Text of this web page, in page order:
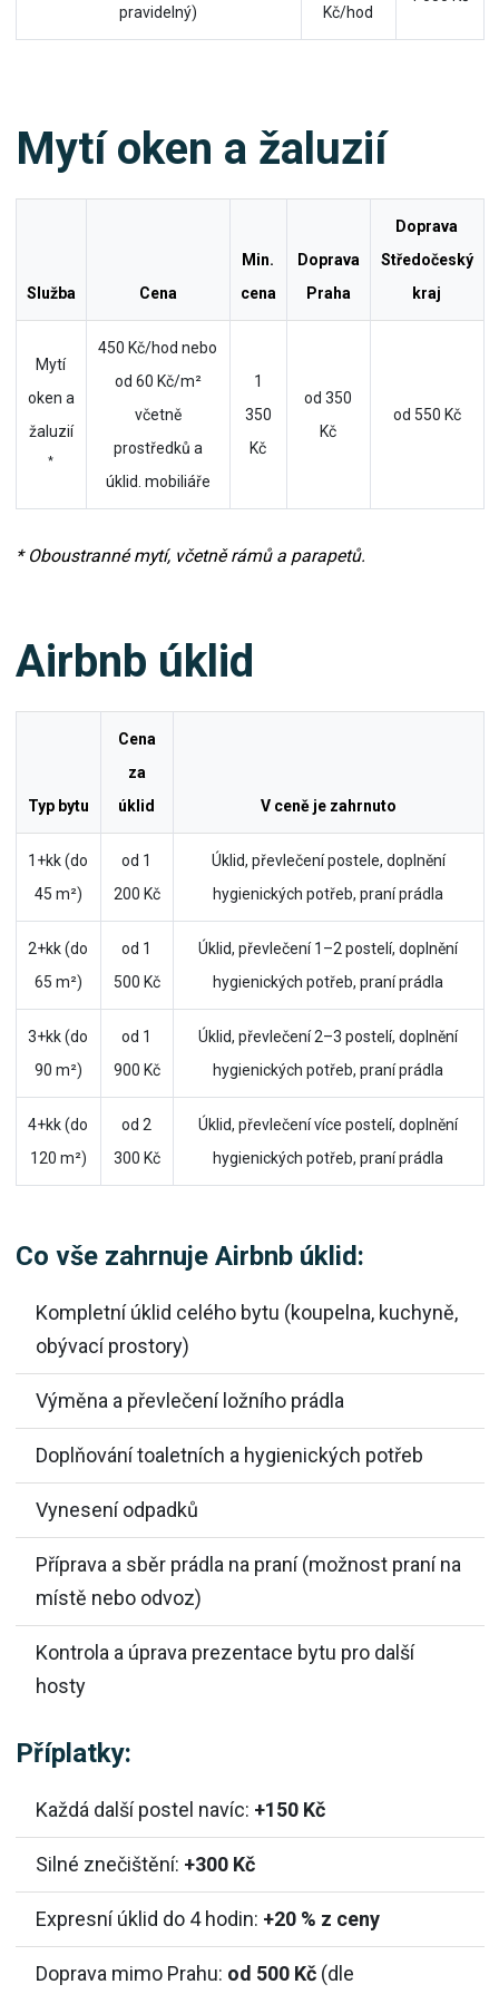
pravidelný) Kč/hod
Mytí oken a žaluzií
Služba Cena
Min.
cena
Doprava
Praha
Doprava
Středočeský
kraj
Mytí
oken a
žaluzií
*
450 Kč/hod nebo
od 60 Kč/m²
včetně
prostředků a
úklid. mobiliáře
1
350
Kč
od 350
Kč
od 550 Kč
* Oboustranné mytí, včetně rámů a parapetů.
Airbnb úklid
Typ bytu
Cena
za
úklid
V ceně je zahrnuto
1+kk (do
45 m²)
od 1
200 Kč
Úklid, převlečení postele, doplnění
hygienických potřeb, praní prádla
2+kk (do
65 m²)
od 1
500 Kč
Úklid, převlečení 1–2 postelí, doplnění
hygienických potřeb, praní prádla
3+kk (do
90 m²)
od 1
900 Kč
Úklid, převlečení 2–3 postelí, doplnění
hygienických potřeb, praní prádla
4+kk (do
120 m²)
od 2
300 Kč
Úklid, převlečení více postelí, doplnění
hygienických potřeb, praní prádla
Co vše zahrnuje Airbnb úklid:
Kompletní úklid celého bytu (koupelna, kuchyně,
obývací prostory)
Výměna a převlečení ložního prádla
Doplňování toaletních a hygienických potřeb
Vynesení odpadků
Příprava a sběr prádla na praní (možnost praní na
místě nebo odvoz)
Kontrola a úprava prezentace bytu pro další
hosty
Příplatky:
Každá další postel navíc: +150 Kč
Silné znečištění: +300 Kč
Expresní úklid do 4 hodin: +20 % z ceny
Doprava mimo Prahu: od 500 Kč(dle